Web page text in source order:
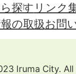
探す リンク
の取扱お問
Iruma City. All